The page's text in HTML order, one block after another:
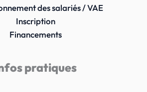
des salariés / VAE
Inscription
Financements
pratiques